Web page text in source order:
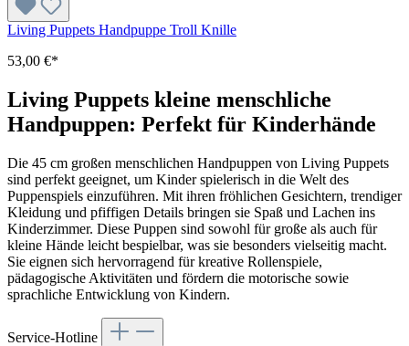
Living Puppets Handpuppe Troll Knille
53,00 €*
Living Puppets kleine menschliche
Handpuppen: Perfekt für Kinderhände
Die 45 cm großen menschlichen Handpuppen von Living Puppets
sind perfekt geeignet, um Kinder spielerisch in die Welt des
Puppenspiels einzuführen. Mit ihren fröhlichen Gesichtern, trendiger
Kleidung und pfiffigen Details bringen sie Spaß und Lachen ins
Kinderzimmer. Diese Puppen sind sowohl für große als auch für
kleine Hände leicht bespielbar, was sie besonders vielseitig macht.
Sie eignen sich hervorragend für kreative Rollenspiele,
pädagogische Aktivitäten und fördern die motorische sowie
sprachliche Entwicklung von Kindern.
Service-Hotline